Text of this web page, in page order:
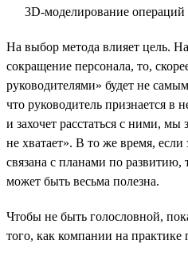
3D-моделирование операций
На выбор метода влияет цель.
сокращение персонала, то,
руководителями» будет не
что руководитель признается в
и захочет расстаться с ними, мы
не хватает». В то же время, если
связана с планами по развитию,
может быть весьма полезна.
Чтобы не быть голословной,
того, как компании на